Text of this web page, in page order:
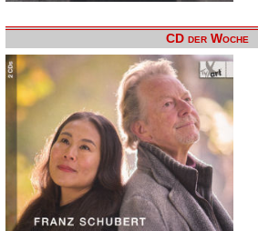
CD der Woche